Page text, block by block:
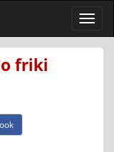
Ver
menú
friki